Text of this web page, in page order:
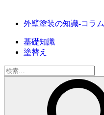
外壁塗装の知識‐コラム
基礎知識
塗替え
検
索: